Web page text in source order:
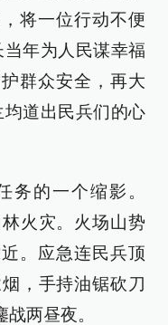
将一位行动不便
年为人民谋幸福
群众安全，再大
道出民兵们的心
务的一个缩影。
火灾。火场山势
。应急连民兵顶
，手持油锯砍刀
两昼夜。